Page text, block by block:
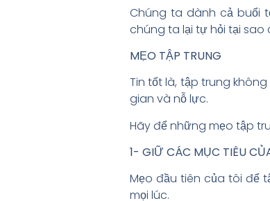
Chúng ta dành cả buổi
chúng ta lại tự hỏi tại
MẸO TẬP TRUNG
Tin tốt là, tập trung
gian và nỗ lực.
Hãy để những mẹo tập
1- GIỮ CÁC MỤC TIÊU
Mẹo đầu tiên của tôi để
mọi lúc.